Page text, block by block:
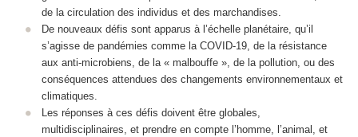
de la circulation des individus et des marchandises.
De nouveaux défis sont apparus à l’échelle planétaire, qu’il
s’agisse de pandémies comme la COVID-19, de la résistance
aux anti-microbiens, de la « malbouffe », de la pollution, ou des
conséquences attendues des changements environnementaux et
climatiques.
Les réponses à ces défis doivent être globales,
multidisciplinaires, et prendre en compte l’homme, l’animal, et